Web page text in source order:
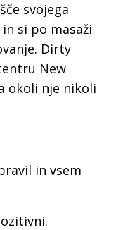
svojega
si po masaži
Dirty
New
okoli nje nikoli
in vsem